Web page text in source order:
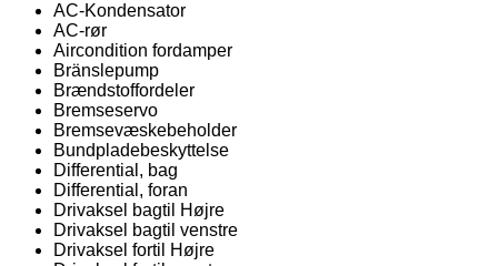
AC-Kondensator
AC-rør
Aircondition fordamper
Bränslepump
Brændstoffordeler
Bremseservo
Bremsevæskebeholder
Bundpladebeskyttelse
Differential, bag
Differential, foran
Drivaksel bagtil Højre
Drivaksel bagtil venstre
Drivaksel fortil Højre